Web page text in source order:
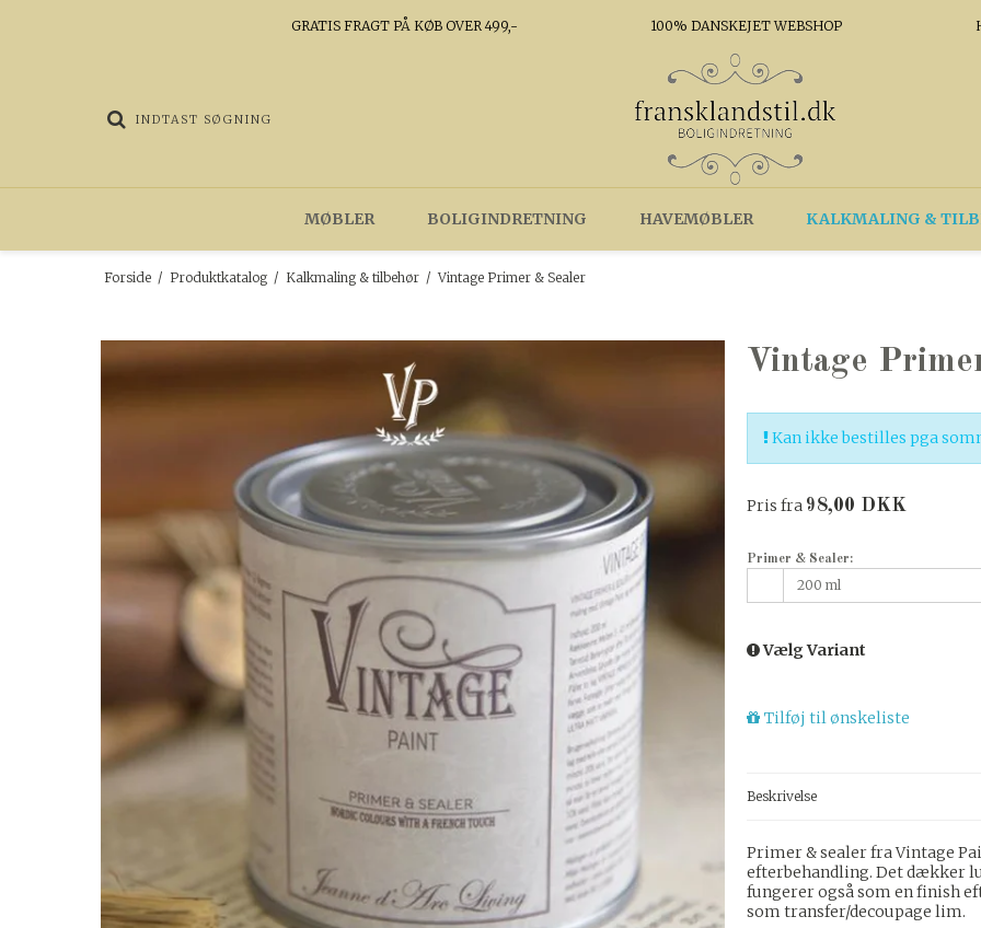
GRATIS FRAGT PÅ KØB OVER 499,- 100% DANSKEJET WEBSHOP
MØBLER BOLIGINDRETNING HAVEMØBLER KALKMALING &
Forside / Produktkatalog / Kalkmaling & tilbehør / Vintage Primer & Sealer
Vintage
Kan ikke bestilles pga
Pris fra 98,00 DKK
Primer & Sealer:
200 ml
Vælg Variant
Tilføj til ønskeliste
Beskrivelse
Primer & sealer fra Vintage
efterbehandling. Det dækker
fungerer også som en finish
som transfer/decoupage lim.